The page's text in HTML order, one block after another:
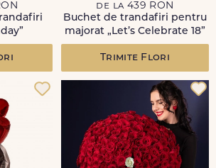
de la 439 RON
Buchet de trandafiri pentru
majorat „Let’s Celebrate 18”
Trimite Flori